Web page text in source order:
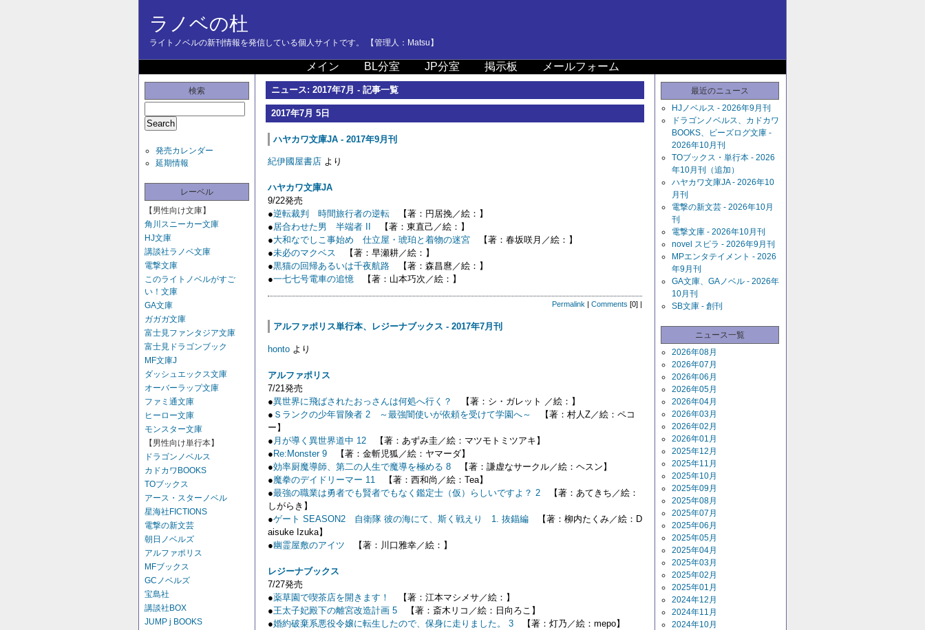
ラノベの杜
ライトノベルの新刊情報を発信している個人サイトです。 【管理人：Matsu】
メイン BL分室 JP分室 掲示板 メールフォーム
検索
発売カレンダー
延期情報
レーベル
【男性向け文庫】
角川スニーカー文庫
HJ文庫
講談社ラノベ文庫
電撃文庫
このライトノベルがすご
い！文庫
GA文庫
ガガガ文庫
富士見ファンタジア文庫
富士見ドラゴンブック
MF文庫J
ダッシュエックス文庫
オーバーラップ文庫
ファミ通文庫
ヒーロー文庫
モンスター文庫
【男性向け単行本】
ドラゴンノベルス
カドカワBOOKS
TOブックス
アース・スターノベル
星海社FICTIONS
電撃の新文芸
朝日ノベルズ
アルファポリス
MFブックス
GCノベルズ
宝島社
講談社BOX
JUMP j BOOKS
ニュース: 2017年7月 - 記事一覧
2017年7月 5日
ハヤカワ文庫JA - 2017年9月刊
紀伊國屋書店 より
ハヤカワ文庫JA
9/22発売
●逆転裁判 時間旅行者の逆転 【著：円居挽／絵：】
●居合わせた男 半端者 II
【著：東直己／絵：】
●大和なでしこ事始め 仕立屋・琥珀と着物の迷宮 【著：春坂咲月／絵：】
●未必のマクベス 【著：早瀬耕／絵：】
●黒猫の回帰あるいは千夜航路 【著：森昌麿／絵：】
●一七七号電車の追憶 【著：山本巧次／絵：】
Permalink Comments [0] |
アルファポリス単行本、レジーナブックス - 2017年7月刊
honto より
アルファポリス
7/21発売
●異世界に飛ばされたおっさんは何処へ行く？
【著：シ・ガレット ／絵：】
● Ｓランクの少年冒険者 2 ～最強闇使いが依頼を受けて学園へ～
【著：村人Z／絵：ペコ
ー】
● 月が導く異世界道中 12 【著：あずみ圭／絵：マツモトミツアキ】
●Re:Monster 9 【著：金斬児狐／絵：ヤマーダ】
●効率厨魔導師、第二の人生で魔導を極める 8 【著：謙虚なサークル／絵：ヘスン】
●魔拳のデイドリーマー 11
【著：西和尚／絵：Tea】
●最強の職業は勇者でも賢者でもなく鑑定士（仮）らしいですよ？ 2 【著：あてきち／絵：
しがらき】
●ゲート SEASON2 自衛隊 彼の海にて、斯く戦えり 1. 抜錨編 【著：柳内たくみ／絵：D
aisuke Izuka】
●幽霊屋敷のアイツ 【著：川口雅幸／絵：】
レジーナブックス
7/27発売
●薬草園で喫茶店を開きます！
【著：江本マシメサ／絵：】
●王太子妃殿下の離宮改造計画 5 【著：斎木リコ／絵：日向ろこ】
●婚約破棄系悪役令嬢に転生したので、保身に走りました。 3 【著：灯乃／絵：mepo】
最近のニュース
HJノベルス - 2026年9月刊
ドラゴンノベルス、カドカワ
BOOKS、ビーズログ文庫 -
2026年10月刊
TOブックス・単行本 - 2026
年10月刊（追加）
ハヤカワ文庫JA - 2026年10
月刊
電撃の新文芸 - 2026年10月
刊
電撃文庫 - 2026年10月刊
novel スピラ - 2026年9月刊
MPエンタテイメント - 2026
年9月刊
GA文庫、GAノベル - 2026年
10月刊
SB文庫 - 創刊
ニュース一覧
2026年08月
2026年07月
2026年06月
2026年05月
2026年04月
2026年03月
2026年02月
2026年01月
2025年12月
2025年11月
2025年10月
2025年09月
2025年08月
2025年07月
2025年06月
2025年05月
2025年04月
2025年03月
2025年02月
2025年01月
2024年12月
2024年11月
2024年10月